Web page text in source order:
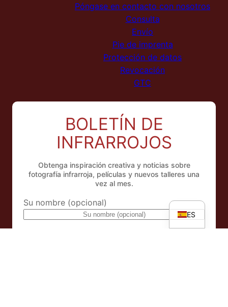
Póngase en contacto con nosotros
Consulta
Envío
Pie de imprenta
Protección de datos
Revocación
GTC
BOLETÍN DE
INFRARROJOS
Obtenga inspiración creativa y noticias sobre
fotografía infrarroja, películas y nuevos talleres una
vez al mes.
Su nombre (opcional)
ES
IT